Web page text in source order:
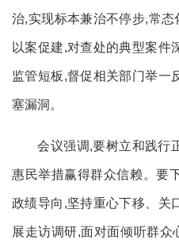
治,实现标本兼治不停步,常态
以案促建,对查处的典型案件
监管短板,督促相关部门举一
塞漏洞。
会议强调,要树立和践行
惠民举措赢得群众信赖。要
政绩导向,坚持重心下移、关
展走访调研,面对面倾听群众